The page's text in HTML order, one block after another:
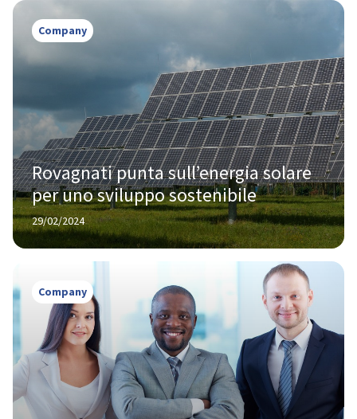
Company
Rovagnati punta sull’energia solare
per uno sviluppo sostenibile
29/02/2024
Company